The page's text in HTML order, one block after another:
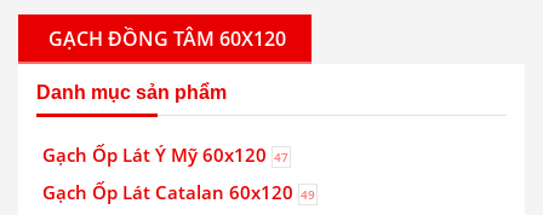
GẠCH ĐỒNG TÂM 60X120
Danh mục sản phẩm
Gạch Ốp Lát Ý Mỹ 60x120 47
Gạch Ốp Lát Catalan 60x120 49